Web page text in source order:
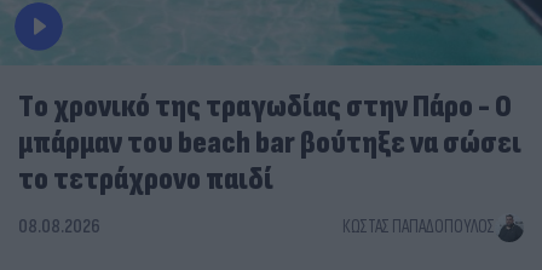
Tο χρονικό της τραγωδίας στην Πάρο - Ο
μπάρμαν του beach bar βούτηξε να σώσει
το τετράχρονο παιδί
08.08.2026 ΚΏΣΤΑΣ ΠΑΠΑΔΌΠΟΥΛΟΣ